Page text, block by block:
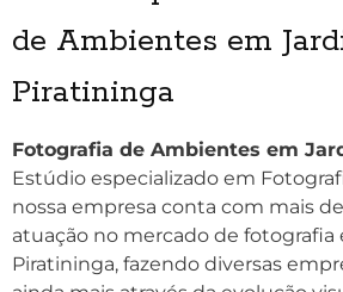
de Ambientes em
Piratininga
Fotografia de Ambientes em
Estúdio especializado em
nossa empresa conta com mais de
atuação no mercado de fotografia
Piratininga, fazendo diversas